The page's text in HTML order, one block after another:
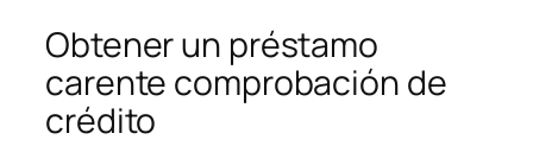
Obtener un préstamo
carente comprobación de
crédito